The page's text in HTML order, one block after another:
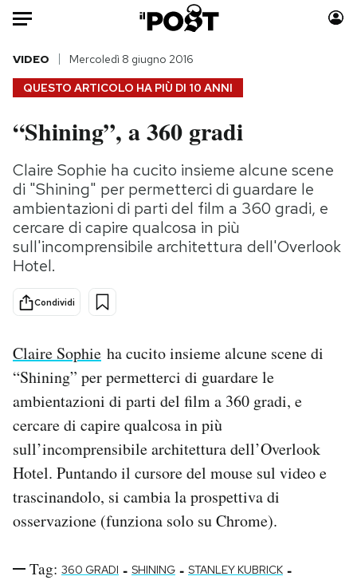
Auto
HOME
Italia
Politica
Tecnologia
Internet
Scienza
Cultura
Economia
Sport
Moda
Consumismi
Storie/Idee
Ok Boomer!
Media
PODCAST
NEWSLETTER
I MIEI PREFERITI
QUESTO ARTICOLO HA PIÙ DI 10 ANNI
VIDEO Mercoledì 8 giugno 2016
“Shining”, a 360 gradi
Claire Sophie ha cucito insieme alcune scene
di "Shining" per permetterci di guardare le
ambientazioni di parti del film a 360 gradi, e
cercare di capire qualcosa in più
sull'incomprensibile architettura dell'Overlook
Hotel.
Condividi
Claire Sophie ha cucito insieme alcune scene di
“Shining” per permetterci di guardare le
ambientazioni di parti del film a 360 gradi, e
cercare di capire qualcosa in più
sull’incomprensibile architettura dell’Overlook
Hotel. Puntando il cursore del mouse sul video e
trascinandolo, si cambia la prospettiva di
osservazione (funziona solo su Chrome).
Tag: 360 GRADI - SHINING - STANLEY KUBRICK -